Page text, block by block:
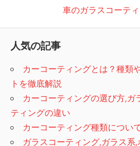
ナ
ビ
ゲ
ー
シ
ョ
事:
次
車のガラスコーテ
人気の記事
カーコーティングとは？種類
トを徹底解説
カーコーティングの選び方,ガ
ティングの違い
カーコーティング種類につい
ガラスコーティング,ガラス系